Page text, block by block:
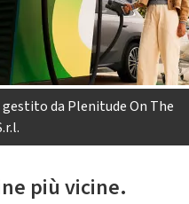
da Plenitude On The
più vicine.